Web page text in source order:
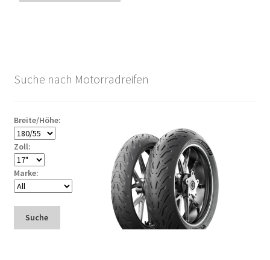
Suche nach Motorradreifen
Breite/Höhe:
Zoll:
Marke:
Suche